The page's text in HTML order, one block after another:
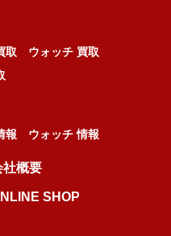
取
ウォッチ 買取
報 ウォッチ 情報
社概要
SHOP